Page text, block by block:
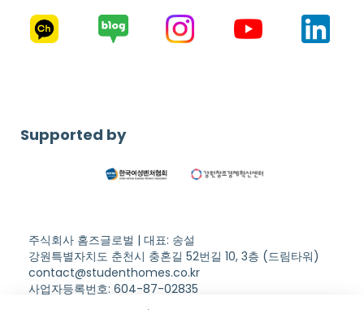
Supported by
주식회사 홈즈글로벌 | 대표: 송설
강원특별자치도 춘천시 충혼길 52번길 10, 3층 (드림타워)
contact@studenthomes.co.kr
사업자등록번호: 604-87-02835